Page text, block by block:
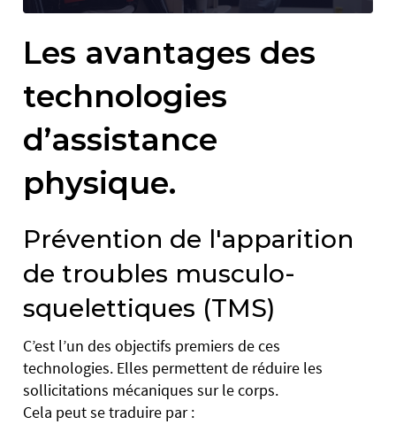
Les avantages des
technologies
d’assistance
physique.
Prévention de l'apparition
de troubles musculo-
squelettiques (TMS)
C’est l’un des objectifs premiers de ces
technologies. Elles permettent de réduire les
sollicitations mécaniques sur le corps.
Cela peut se traduire par :